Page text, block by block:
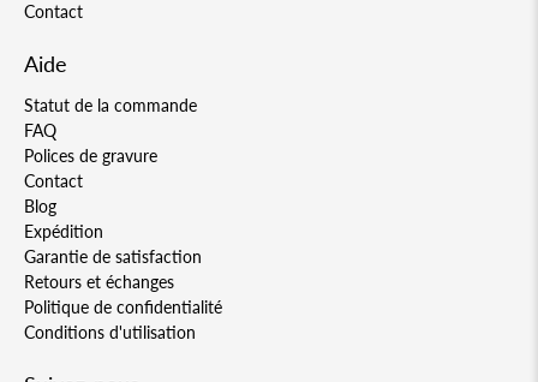
Contact
Aide
Statut de la commande
FAQ
Polices de gravure
Contact
Blog
Expédition
Garantie de satisfaction
Retours et échanges
Politique de confidentialité
Conditions d'utilisation